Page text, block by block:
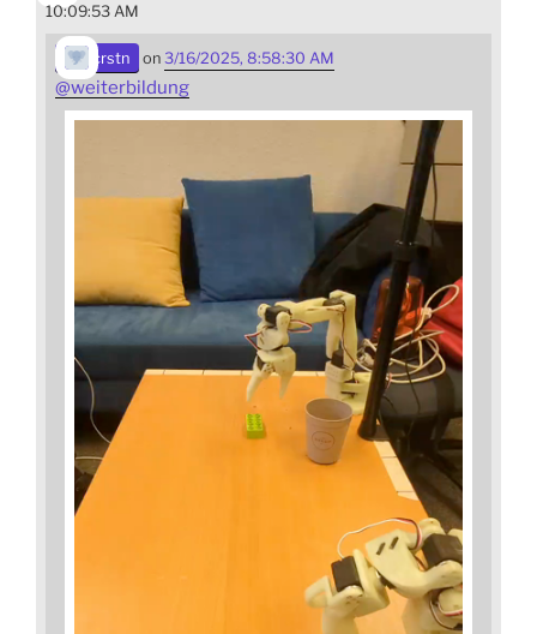
10:09:53 AM
crstn on 3/16/2025, 8:58:30 AM
@weiterbildung